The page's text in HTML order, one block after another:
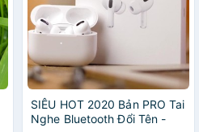
SIÊU HOT 2020 Bản PRO Tai
Nghe Bluetooth Đổi Tên -